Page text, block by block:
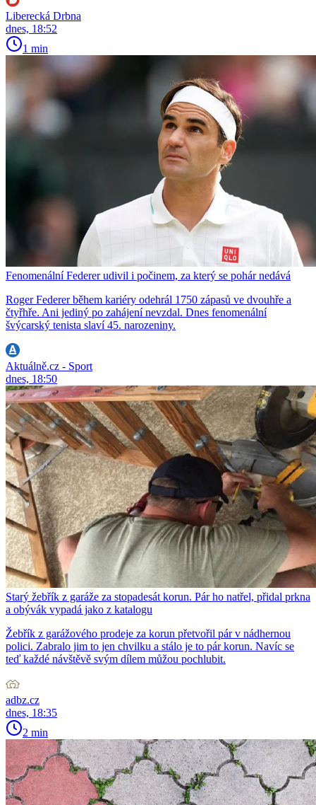
Liberecká Drbna
dnes, 18:52
1 min
Fenomenální Federer udivil i počinem, za který se pohár nedává
Roger Federer během kariéry odehrál 1750 zápasů ve dvouhře a
čtyřhře. Ani jediný po zahájení nevzdal. Dnes fenomenální
švýcarský tenista slaví 45. narozeniny.
Aktuálně.cz - Sport
dnes, 18:50
Starý žebřík z garáže za stopadesát korun. Pár ho natřel, přidal prkna
a obývák vypadá jako z katalogu
Žebřík z garážového prodeje za korun přetvořil pár v nádhernou
polici. Zabralo jim to jen chvilku a stálo je to pár korun. Navíc se
teď každé návštěvě svým dílem můžou pochlubit.
adbz.cz
dnes, 18:35
2 min